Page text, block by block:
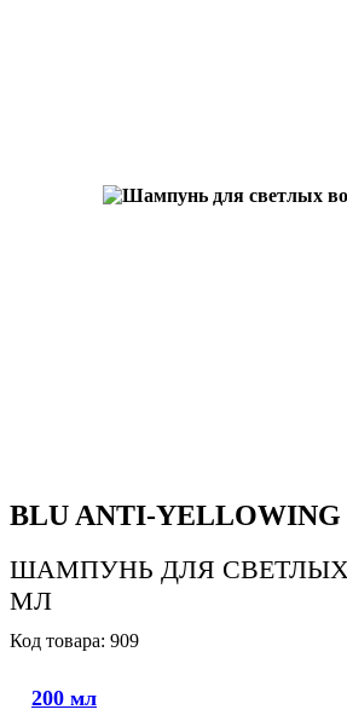
BLU ANTI-YELLOWING
ШАМПУНЬ ДЛЯ СВЕТЛЫХ
МЛ
909
200 мл